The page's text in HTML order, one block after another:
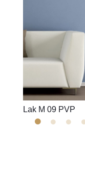
Lak M 09 PVP